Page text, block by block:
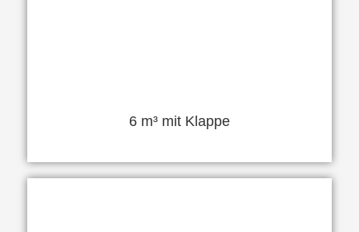
6 m³ mit Klappe